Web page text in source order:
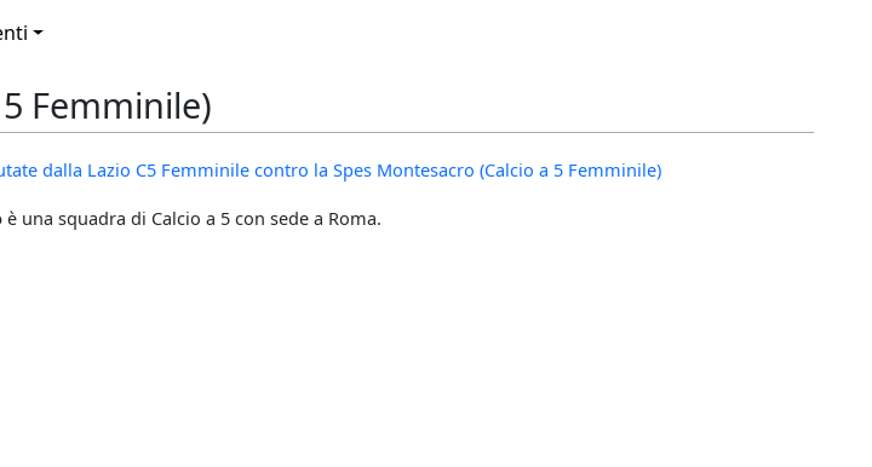
Femminile)
dalla Lazio C5 Femminile contro la Spes Montesacro (Calcio a 5 Femminile)
è una squadra di Calcio a 5 con sede a Roma.